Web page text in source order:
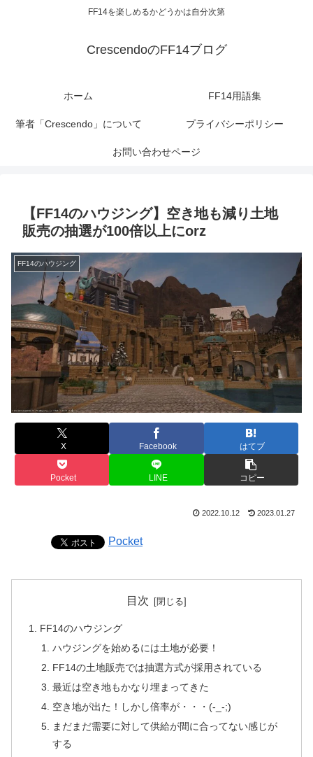
FF14を楽しめるかどうかは自分次第
CrescendoのFF14ブログ
ホーム FF14用語集
筆者「Crescendo」について プライバシーポリシー
お問い合わせページ
【FF14のハウジング】空き地も減り土地
販売の抽選が100倍以上にorz
FF14のハウジング
X Facebook はてブ
Pocket LINE コピー
2022.10.12 2023.01.27
Pocket
目次
FF14のハウジング
ハウジングを始めるには土地が必要！
FF14の土地販売では抽選方式が採用されている
最近は空き地もかなり埋まってきた
空き地が出た！しかし倍率が・・・(-_-;)
まだまだ需要に対して供給が間に合ってない感じが
する